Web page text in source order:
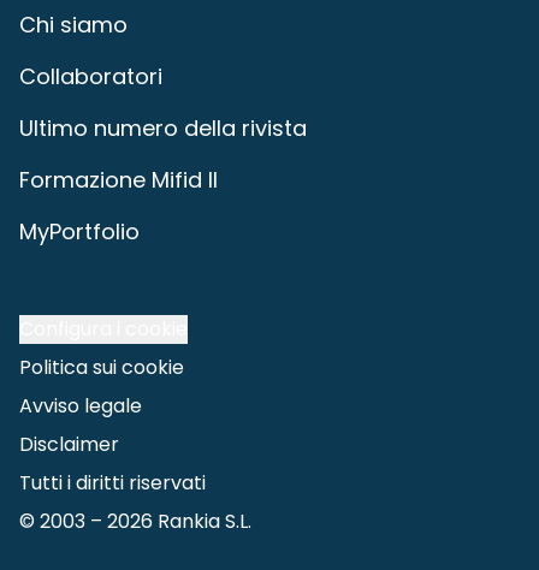
Chi siamo
Collaboratori
Ultimo numero della rivista
Formazione Mifid II
MyPortfolio
Politica sui cookie
Avviso legale
Disclaimer
Tutti i diritti riservati
© 2003 – 2026 Rankia S.L.